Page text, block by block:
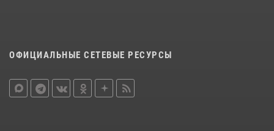
ОФИЦИАЛЬНЫЕ СЕТЕВЫЕ РЕСУРСЫ